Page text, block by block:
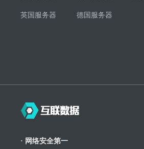
英国服务器 德国服务器
· 网络安全第一